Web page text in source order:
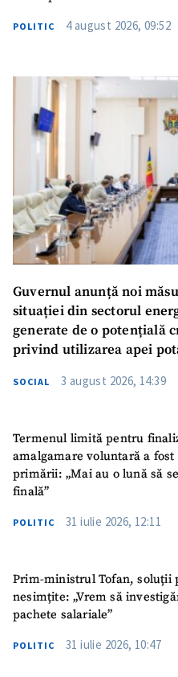
POLITIC 4 august 2026, 09:52
Guvernul anunță noi
situației din sectorul
generate de o potențială
privind utilizarea apei
SOCIAL 3 august 2026, 14:39
Termenul limită pentru
amalgamare voluntară a
primării: „Mai au o lună să
finală”
POLITIC 31 iulie 2026, 12:11
Prim-ministrul Tofan, soluții
nesimțite: „Vrem să
pachete salariale”
POLITIC 31 iulie 2026, 10:47